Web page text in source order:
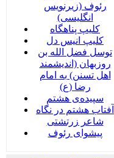
رئوف (زیرنویس
انگلیسی)
کلیپ پناهگاه
کلیپ انیس دل
توسل فضل الله بن
روزبهان (اندیشمند
اهل تسنن) به امام
رضا (ع)
سپیده‌ی هشتم
آفتاب هشتم در نگاه
شاعر زرتشتی
پیشوای رئوف